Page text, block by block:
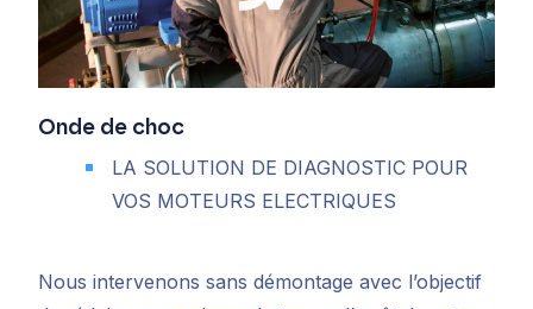
Onde de choc
LA SOLUTION DE DIAGNOSTIC POUR
VOS MOTEURS ELECTRIQUES
Nous intervenons sans démontage avec l’objectif